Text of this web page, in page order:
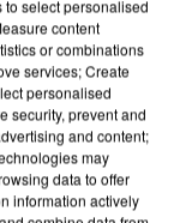
PAR UNE
select personalised
content
or combinations
services; Create
personalised
security, prevent and
and content;
may
data to offer
information actively